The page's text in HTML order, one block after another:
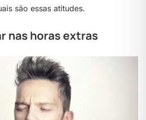
são essas atitudes.
nas horas extras